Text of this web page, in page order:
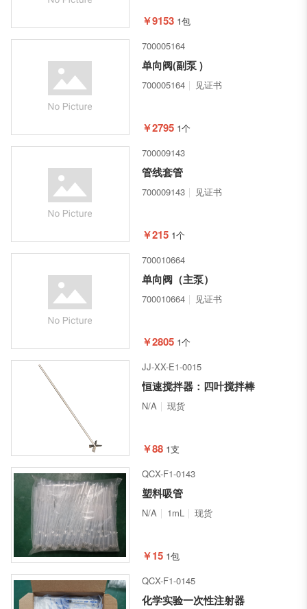
￥9153 1包
700005164
单向阀(副泵 )
700005164 见证书
￥2795 1个
700009143
管线套管
700009143 见证书
￥215 1个
700010664
单向阀（主泵）
700010664 见证书
￥2805 1个
JJ-XX-E1-0015
恒速搅拌器：四叶搅拌棒
N/A 现货
￥88 1支
QCX-F1-0143
塑料吸管
N/A 1mL 现货
￥15 1包
QCX-F1-0145
化学实验一次性注射器